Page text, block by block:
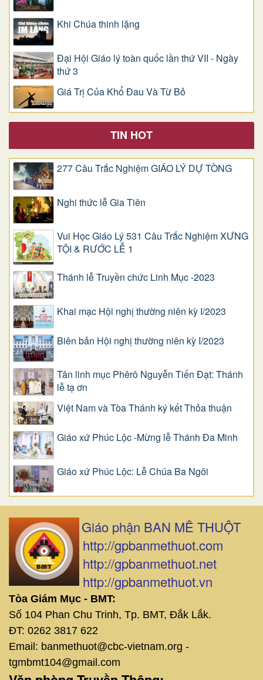
Khi Chúa thinh lặng
Đại Hội Giáo lý toàn quốc lần thứ VII - Ngày
thứ 3
Giá Trị Của Khổ Ðau Và Từ Bỏ
TIN HOT
277 Câu Trắc Nghiệm GIÁO LÝ DỰ TÒNG
Nghi thức lễ Gia Tiên
Vui Học Giáo Lý 531 Câu Trắc Nghiệm XƯNG
TỘI & RƯỚC LỄ 1
Thánh lễ Truyền chức Linh Mục -2023
Khai mạc Hội nghị thường niên kỳ I/2023
Biên bản Hội nghị thường niên kỳ I/2023
Tân linh mục Phêrô Nguyễn Tiến Đạt: Thánh
lễ tạ ơn
Việt Nam và Tòa Thánh ký kết Thỏa thuận
Giáo xứ Phúc Lộc -Mừng lễ Thánh Đa Minh
Giáo xứ Phúc Lộc: Lễ Chúa Ba Ngôi
Giáo phận BAN MÊ THUỘT
http://gpbanmethuot.com
http://gpbanmethuot.net
http://gpbanmethuot.vn
Tòa Giám Mục - BMT:
Số 104 Phan Chu Trinh, Tp. BMT, Đắk Lắk.
ĐT: 0262 3817 622
Email: banmethuot@cbc-vietnam.org -
tgmbmt104@gmail.com